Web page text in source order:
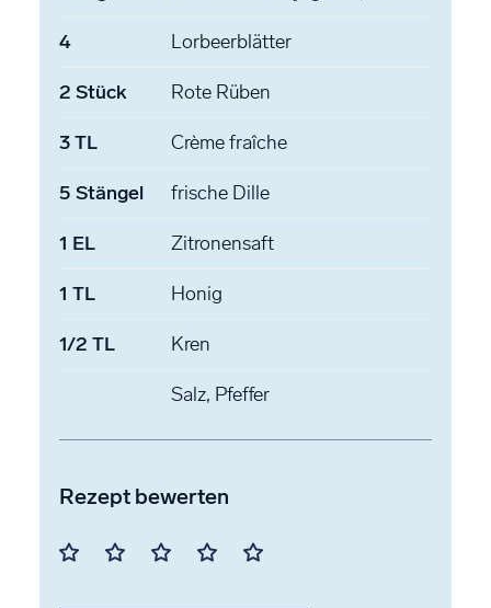
4 Lorbeerblätter
2 Stück Rote Rüben
3TL Crème fraîche
5 Stängel frische Dille
1 EL Zitronensaft
1 TL Honig
1/2 TL Kren
Salz, Pfeffer
Rezept bewerten
Mit Mit Mit Mit Mit